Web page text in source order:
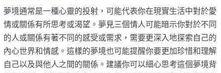
夢境通常是一種心靈的投射，可能代表你在現實生活中對於愛
情或關係有所思考或渴望。夢見三個情人可能暗示你對於不同
的人或關係有著不同的感受或需求，需要更深入地探索自己的
內心世界和情感。這樣的夢境也可能提醒你要更加珍惜和理解
自己以及與他人之間的關係。建議你可以細心思考這個夢境背